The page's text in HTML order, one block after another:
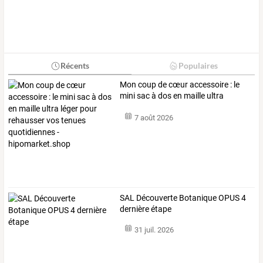
Récents Populaires
Mon coupdecœuraccessoire : le
minisacà dosen maille ultra
7 août 2026
SAL Découverte Botanique OPUS 4
dernière étape
31 juil. 2026